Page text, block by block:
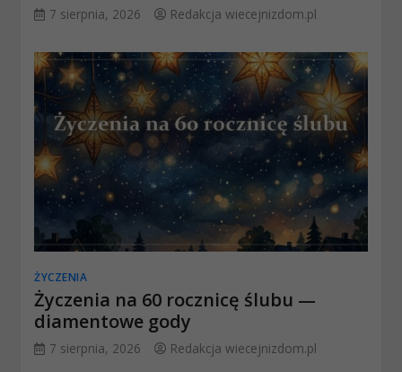
7 sierpnia, 2026 Redakcja wiecejnizdom.pl
ŻYCZENIA
Życzenia na 60 rocznicę ślubu —
diamentowe gody
7 sierpnia, 2026 Redakcja wiecejnizdom.pl